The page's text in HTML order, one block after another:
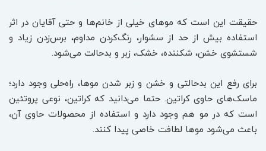
حقیقت این است که موهای خیلی از خانم‌ها و حتی آقایان در اثر
استفاده بیش از حد از سشوار، رنگ‌کردن مداوم، برس‌زدن زیاد و
شستشوی خشن، شکننده، خشک، زبر و بدحالت می‌شود.
برای رفع این بدحالتی و خشن و زبر شدن موها، راه‌حلی وجود دارد؛
ماسک‌های حاوی کراتین. حتما می‌دانید که کراتین، نوعی پروتئین
است که در مو هم وجود دارد و استفاده از محصولات حاوی آن،
باعث می‌شود موها لطافت خاصی پیدا کنند.